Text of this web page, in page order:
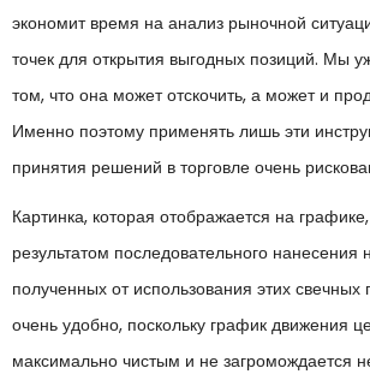
экономит время на анализ рыночной
точек для открытия выгодных позиций. Мы
том, что она может отскочить, а может и
Именно поэтому применять лишь эти
принятия решений в торговле очень
Картинка, которая отображается на
результатом последовательного нанесения
полученных от использования этих свечных
очень удобно, поскольку график движения
максимально чистым и не загромождается